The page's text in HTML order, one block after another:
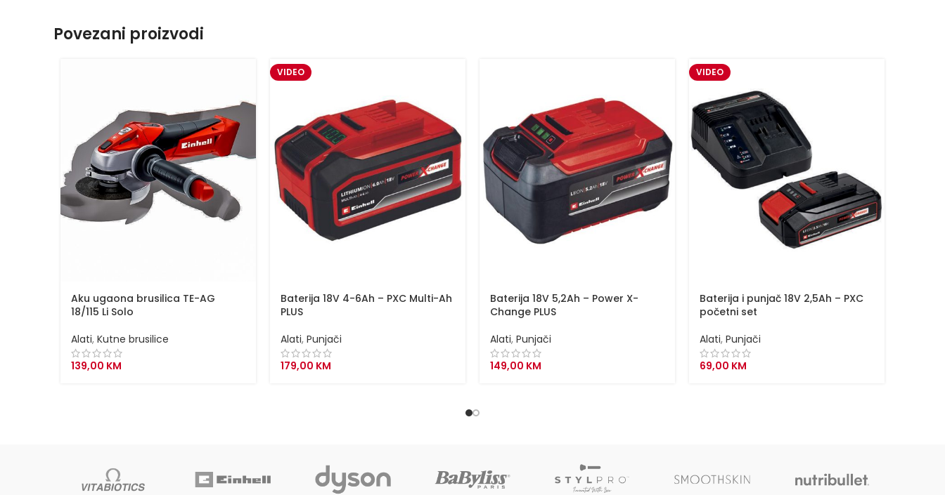
Povezani proizvodi
Aku ugaona brusilica TE-AG
18/115 Li Solo
Alati, Kutne brusilice
139,00 KM
VIDEO
Baterija 18V 4-6Ah – PXC Multi-Ah
PLUS
Alati, Punjači
179,00 KM
Baterija 18V 5,2Ah – Power X-
Change PLUS
Alati, Punjači
149,00 KM
VIDEO
Baterija i punjač 18V 2,5Ah – PXC
početni set
Alati, Punjači
69,00 KM